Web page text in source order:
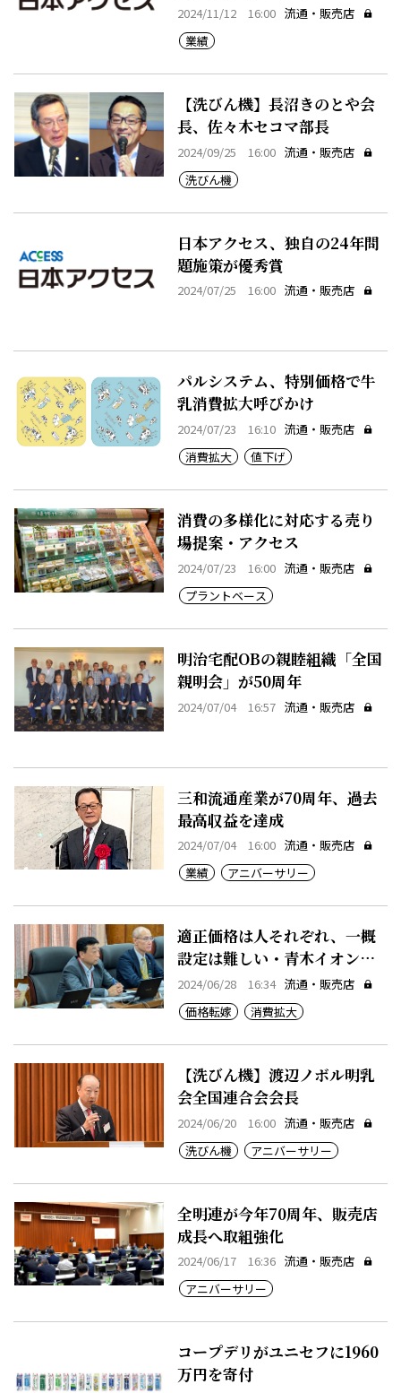
2024/11/12 16:00 流通・販売店
業績
【洗びん機】長沼きのとや会
長、佐々木セコマ部長
2024/09/25 16:00 流通・販売店
洗びん機
日本アクセス、独自の24年問
題施策が優秀賞
2024/07/25 16:00 流通・販売店
パルシステム、特別価格で牛
乳消費拡大呼びかけ
2024/07/23 16:10 流通・販売店
消費拡大
値下げ
消費の多様化に対応する売り
場提案・アクセス
2024/07/23 16:00 流通・販売店
プラントベース
明治宅配OBの親睦組織「全国
親明会」が50周年
2024/07/04 16:57 流通・販売店
三和流通産業が70周年、過去
最高収益を達成
2024/07/04 16:00 流通・販売店
業績
アニバーサリー
適正価格は人それぞれ、一概
設定は難しい・青木イオン部
長
2024/06/28 16:34 流通・販売店
価格転嫁
消費拡大
【洗びん機】渡辺ノボル明乳
会全国連合会会長
2024/06/20 16:00 流通・販売店
洗びん機
アニバーサリー
全明連が今年70周年、販売店
成長へ取組強化
2024/06/17 16:36 流通・販売店
アニバーサリー
コープデリがユニセフに1960
万円を寄付